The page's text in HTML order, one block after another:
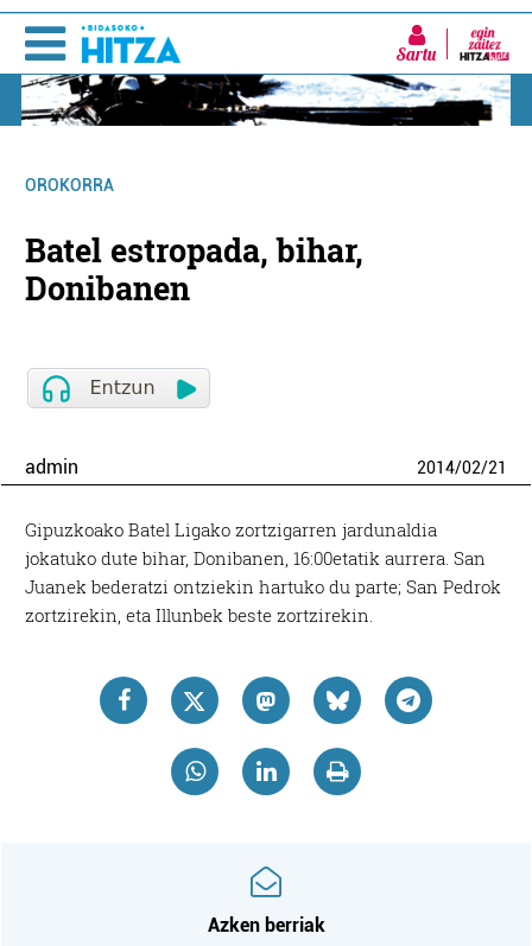
Sartu
OROKORRA
Batel estropada, bihar,
Donibanen
admin 2014/02/21
Gipuzkoako Batel Ligako zortzigarren jardunaldia
jokatuko dute bihar, Donibanen, 16:00etatik aurrera. San
Juanek bederatzi ontziekin hartuko du parte; San Pedrok
zortzirekin, eta Illunbek beste zortzirekin.
Azken berriak